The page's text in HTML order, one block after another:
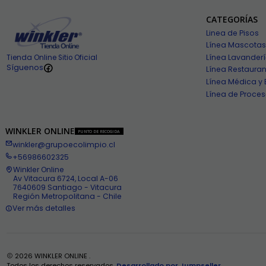
Tienda Online Sitio Oficial
Síguenos
CATEGORÍAS
Linea de Pisos
Línea Mascotas
Línea
Línea
Línea Médica y
Línea de
WINKLER ONLINE PUNTO DE RECOGIDA
winkler@grupoecolimpio.cl
+56986602325
Winkler Online
Av Vitacura 6724, Local A-06
7640609 Santiago - Vitacura
Región Metropolitana - Chile
Ver más detalles
2026 WINKLER ONLINE .